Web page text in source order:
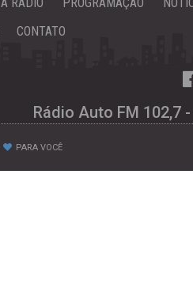
CONTATO
Rádio Auto FM 102,7
PARA VOCÊ